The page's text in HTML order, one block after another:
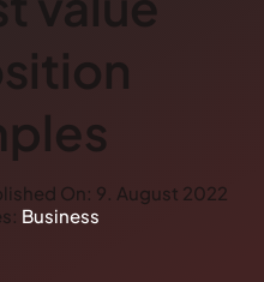
On: 9. August 2022
Business